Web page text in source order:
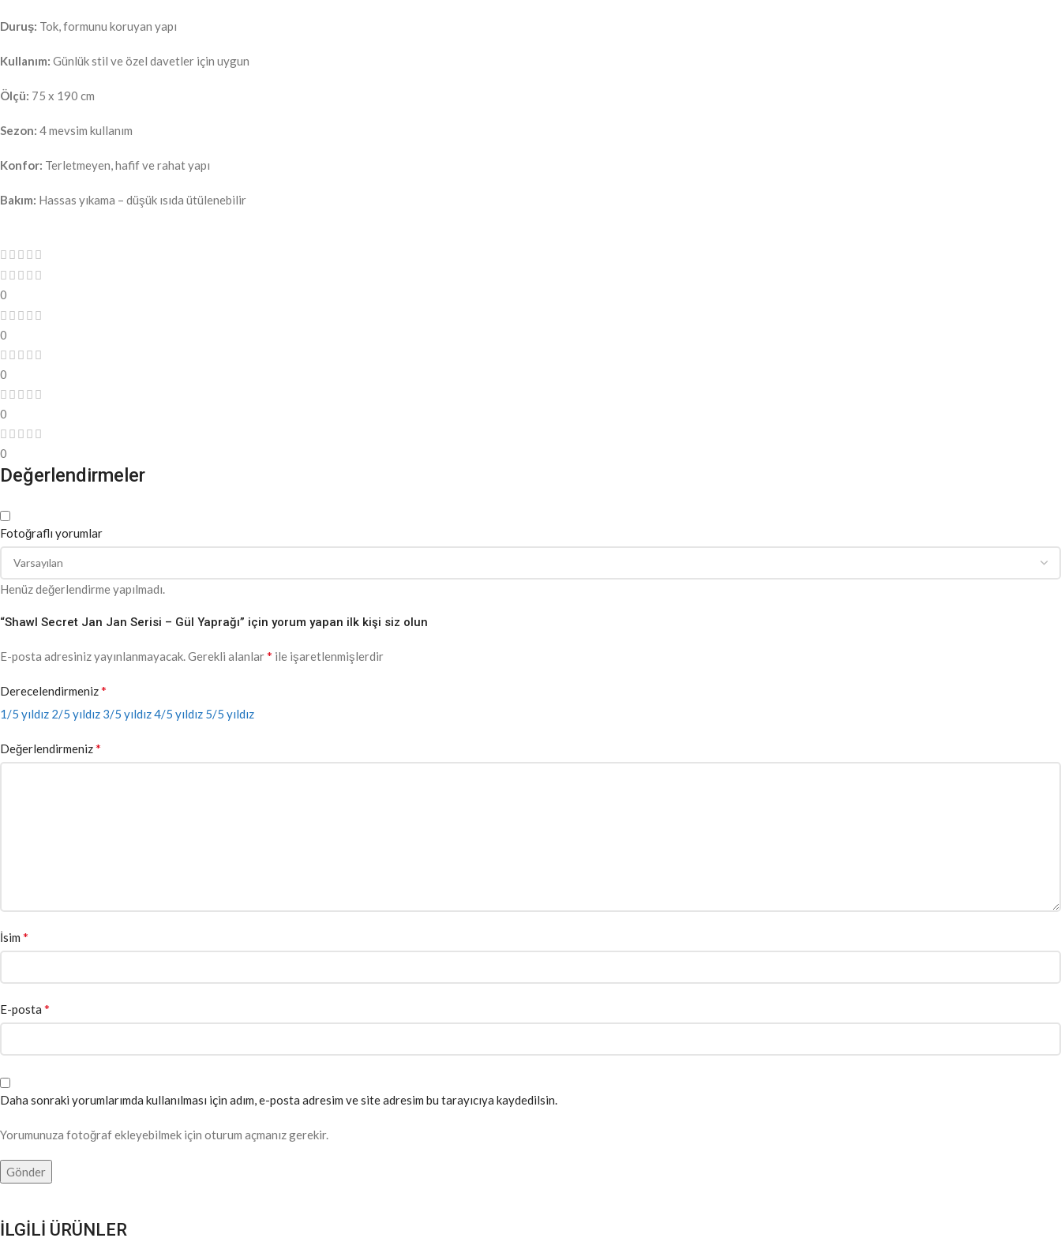
Duruş: Tok, formunu koruyan yapı
Kullanım: Günlük stil ve özel davetler için uygun
Ölçü: 75 x 190 cm
Sezon: 4 mevsim kullanım
Konfor: Terletmeyen, hafif ve rahat yapı
Bakım: Hassas yıkama – düşük ısıda ütülenebilir
0
0
0
0
0
Değerlendirmeler
Fotoğraflı yorumlar
Henüz değerlendirme yapılmadı.
“Shawl Secret Jan Jan Serisi – Gül Yaprağı” için yorum yapan ilk kişi siz olun
E-posta adresiniz yayınlanmayacak.Gerekli alanlar* ile işaretlenmişlerdir
Derecelendirmeniz*
1/5 yıldız 2/5 yıldız 3/5 yıldız4/5 yıldız 5/5 yıldız
Değerlendirmeniz*
İsim *
E-posta *
Daha sonraki yorumlarımda kullanılması için adım, e-posta adresim ve site adresim bu tarayıcıya kaydedilsin.
Yorumunuza fotoğraf ekleyebilmek için oturum açmanız gerekir.
İLGİLİ ÜRÜNLER